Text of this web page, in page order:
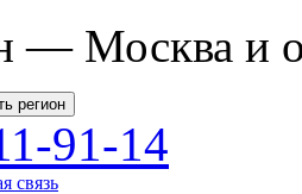
— Москва и
регион
91-14
связь